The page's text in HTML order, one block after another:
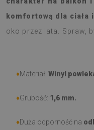
komfortową dla ciała
oko przez lata. Spraw,
♦Materiał: Winyl
♦Grubość: 1,6 mm.
♦Duża odporność na